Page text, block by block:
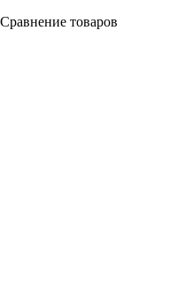
Сравнение товаров